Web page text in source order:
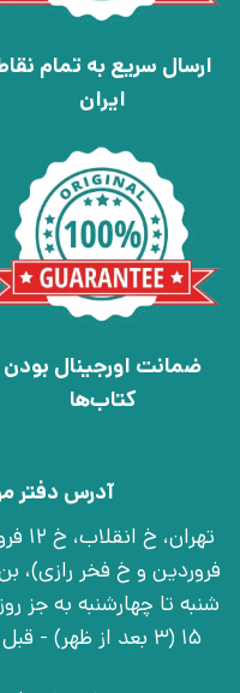
ارسال سریع به تمام
ایران
ضمانت اورجینال بودن
کتاب‌ها
آدرس دفتر
15 (3 بعد از ظهر) - قبل از تشریف آوردن تماس بگیرید